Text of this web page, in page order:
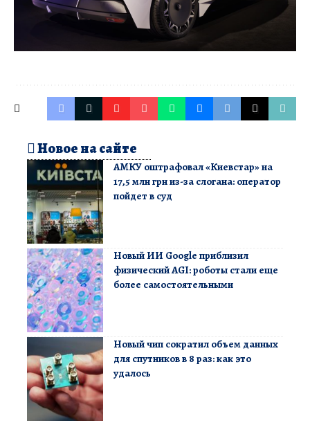
Новое на сайте
АМКУ оштрафовал «Киевстар» на
17,5 млн грн из-за слогана: оператор
пойдет в суд
Новый ИИ Google приблизил
физический AGI: роботы стали еще
более самостоятельными
Новый чип сократил объем данных
для спутников в 8 раз: как это
удалось